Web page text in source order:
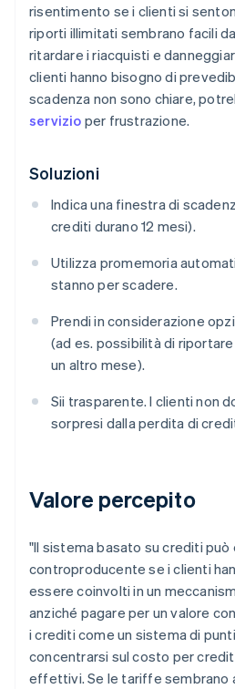
risentimento se i clienti si
riporti illimitati sembrano facili
ritardare i riacquisti e
clienti hanno bisogno di
scadenza non sono chiare,
servizio per frustrazione.
Soluzioni
Indica una finestra di
crediti durano 12 mesi).
Utilizza promemoria
stanno per scadere.
Prendi in considerazione
(ad es. possibilità di
un altro mese).
Sii trasparente. I clienti non
sorpresi dalla perdita di
Valore percepito
"Il sistema basato su crediti può
controproducente se i clienti
essere coinvolti in un
anziché pagare per un valore
i crediti come un sistema di
concentrarsi sul costo per
effettivi. Se le tariffe sembrano